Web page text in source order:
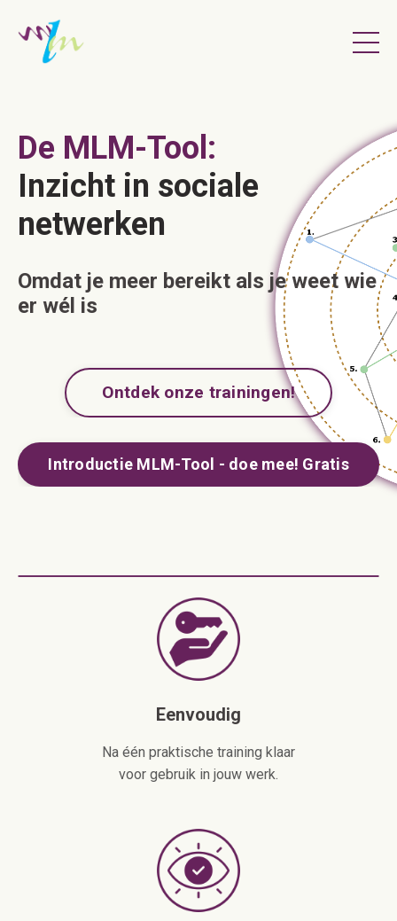
De MLM-Tool:
Inzicht in sociale
netwerken
Omdat je meer bereikt als je weet wie
er wél is
Ontdek onze trainingen!
Introductie MLM-Tool - doe mee! Gratis
Eenvoudig
Na één praktische training klaar
voor gebruik in jouw werk.